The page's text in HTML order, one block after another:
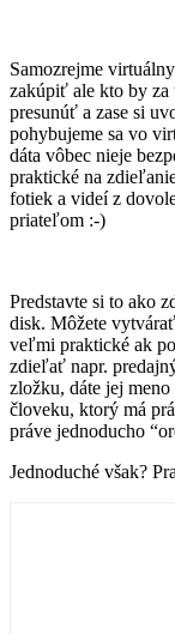
Samozrejme
zakúpiť ale kto by za
presunúť a zase si
pohybujeme sa vo
dáta vôbec nieje
praktické na
fotiek a videí z
priateľom :-)
Predstavte si to ako
disk. Môžete
veľmi praktické ak
zdieľať napr.
zložku, dáte jej
človeku, ktorý má
práve jednoducho
Jednoduché však?